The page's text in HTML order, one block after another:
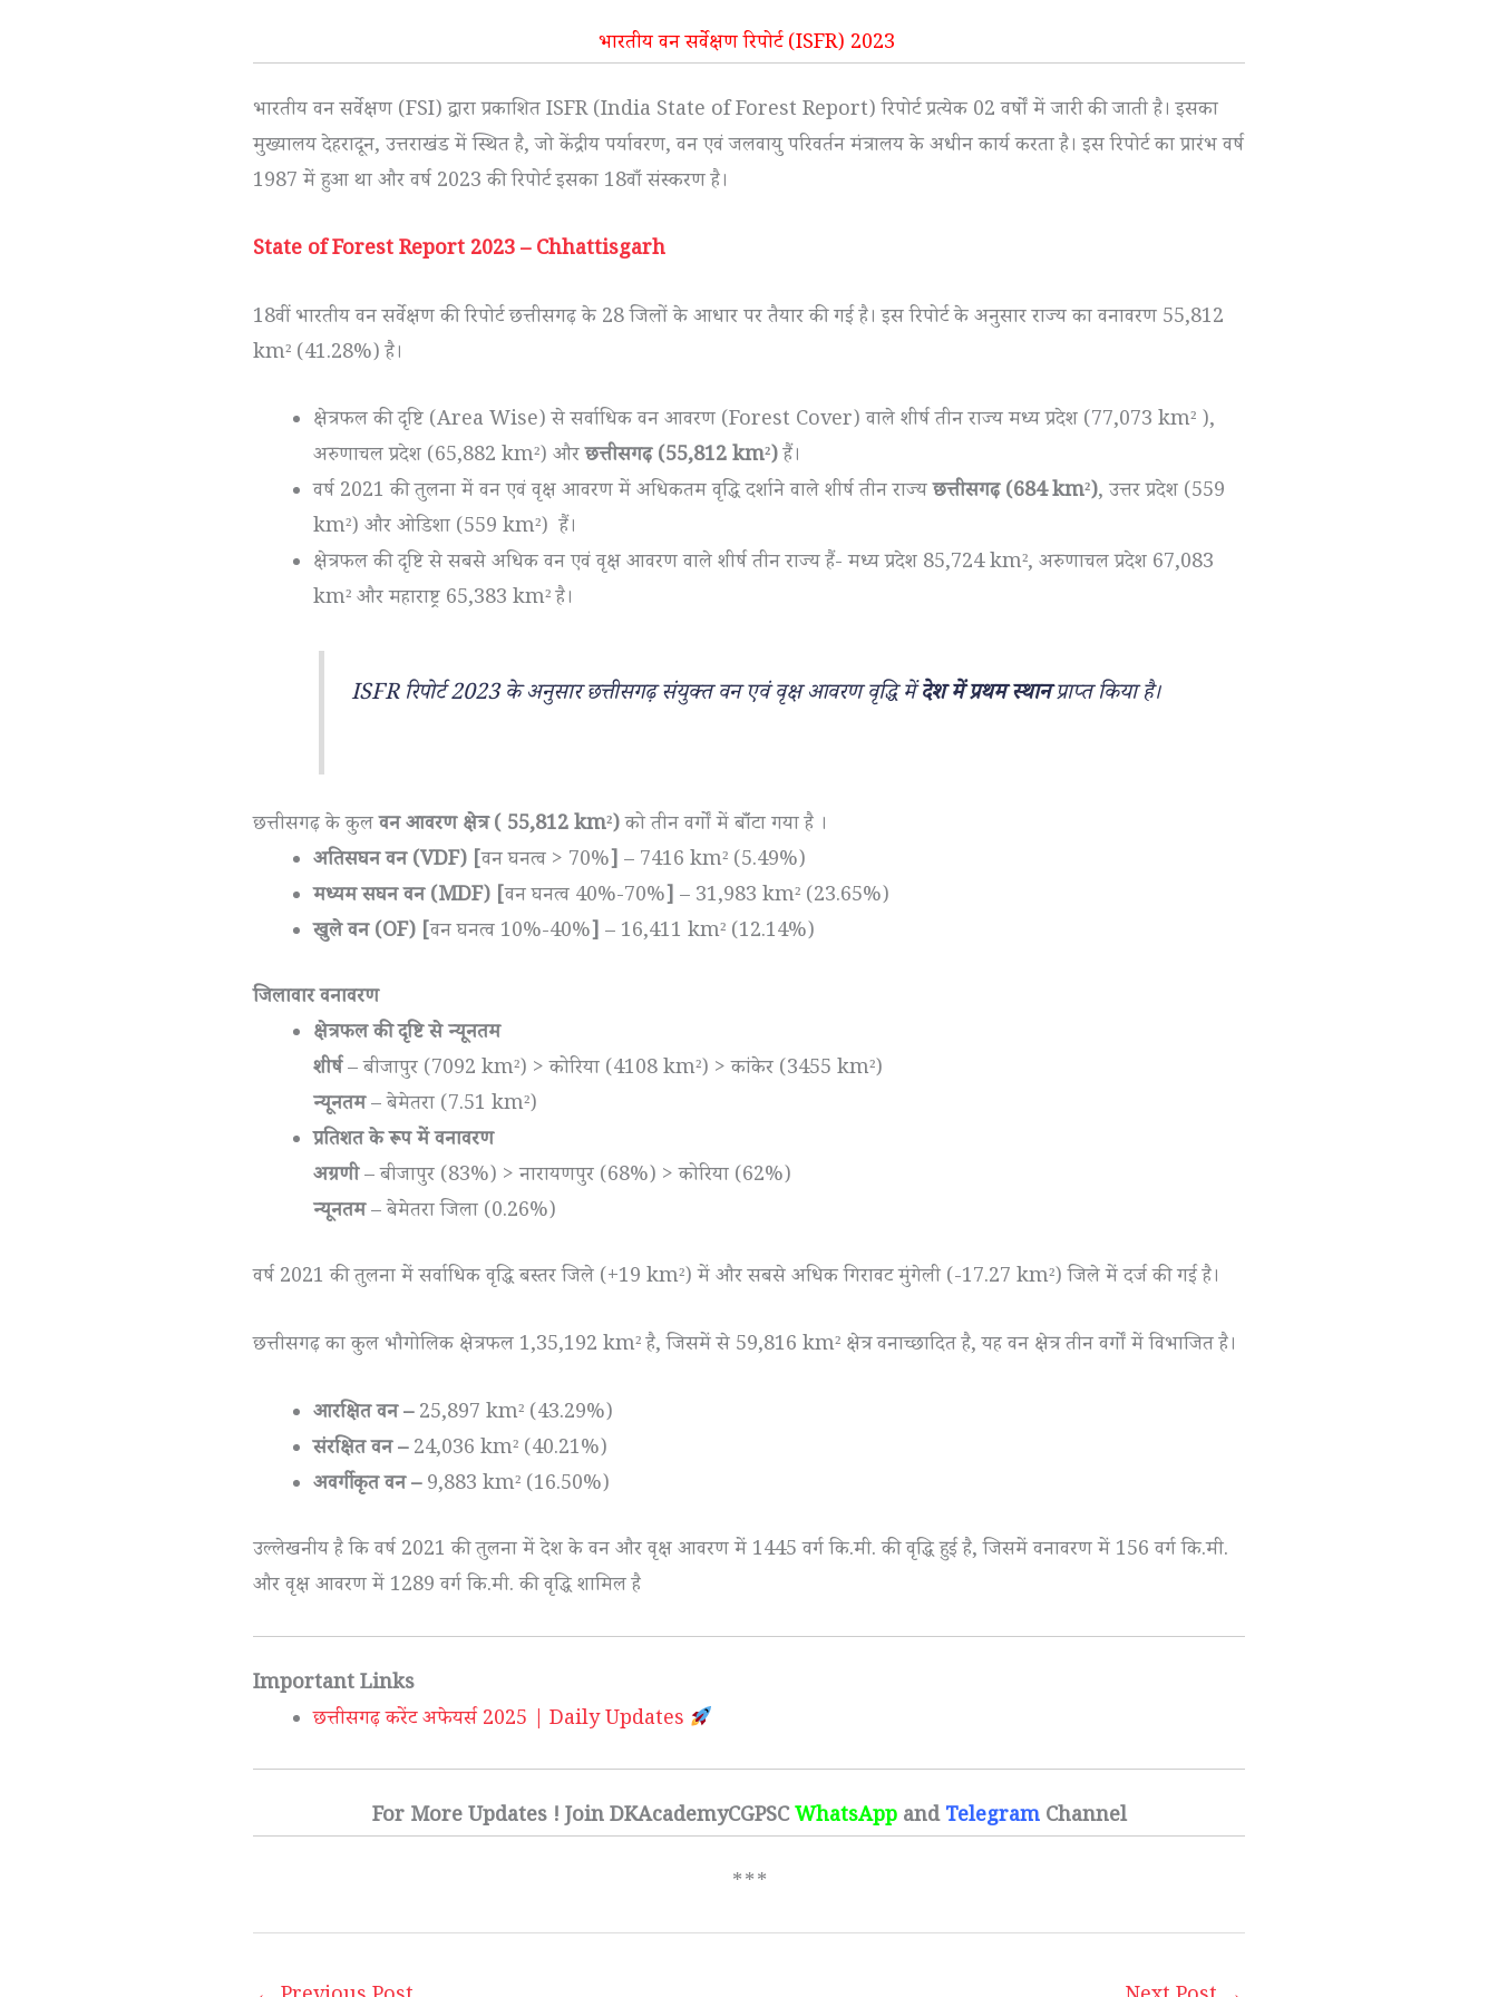
भारतीय वन सर्वेक्षण रिपोर्ट (ISFR) 2023
भारतीय वन सर्वेक्षण (FSI) द्वारा प्रकाशित ISFR (India State of Forest Report) रिपोर्ट प्रत्येक 02 वर्षों में जारी की जाती है। इसका
मुख्यालय देहरादून, उत्तराखंड में स्थित है, जो केंद्रीय पर्यावरण, वन एवं जलवायु परिवर्तन मंत्रालय के अधीन कार्य करता है। इस रिपोर्ट का प्रारंभ वर्ष
1987 में हुआ था और वर्ष 2023 की रिपोर्ट इसका 18वाँ संस्करण है।
State of Forest Report 2023 – Chhattisgarh
18वीं भारतीय वन सर्वेक्षण की रिपोर्ट छत्तीसगढ़ के 28 जिलों के आधार पर तैयार की गई है। इस रिपोर्ट के अनुसार राज्य का वनावरण 55,812
km² (41.28%) है।
क्षेत्रफल की दृष्टि (Area Wise) से सर्वाधिक वन आवरण (Forest Cover) वाले शीर्ष तीन राज्य मध्य प्रदेश (77,073 km² ),
अरुणाचल प्रदेश (65,882 km²) औरछत्तीसगढ़ (55,812 km²)हैं।
वर्ष 2021 की तुलना में वन एवं वृक्ष आवरण में अधिकतम वृ‌द्धि दर्शाने वाले शीर्ष तीन राज्यछत्तीसगढ़ (684 km²), उत्तर प्रदेश (559
km²) और ओडिशा (559 km²) हैं।
क्षेत्रफल की दृष्टि से सबसे अधिक वन एवं वृक्ष आवरण वाले शीर्ष तीन राज्य हैं- मध्य प्रदेश 85,724 km², अरुणाचल प्रदेश 67,083
km² और महाराष्ट्र 65,383 km² है।
ISFR रिपोर्ट 2023 के अनुसार छत्तीसगढ़ संयुक्त वन एवं वृक्ष आवरण वृद्धि मेंदेश में प्रथम स्थानप्राप्त किया है।
छत्तीसगढ़ के कुलवन आवरण क्षेत्र ( 55,812 km²)को तीन वर्गों में बाँँटा गया है ।
अतिसघन वन (VDF) [वन घनत्व > 70%] – 7416 km² (5.49%)
मध्यम सघन वन (MDF) [वन घनत्व 40%-70%] – 31,983 km² (23.65%)
खुले वन (OF) [वन घनत्व 10%-40%] – 16,411 km² (12.14%)
जिलावार वनावरण
क्षेत्रफल की दृष्टि से न्यूनतम
शीर्ष– बीजापुर (7092 km²) > कोरिया (4108 km²) > कांकेर (3455 km²)
न्यूनतम– बेमेतरा (7.51 km²)
प्रतिशत के रूप में वनावरण
अग्रणी– बीजापुर (83%) > नारायणपुर (68%) > कोरिया (62%)
न्यूनतम– बेमेतरा जिला (0.26%)
वर्ष 2021 की तुलना में सर्वाधिक वृद्धि बस्तर जिले (+19 km²) में और सबसे अधिक गिरावट मुंगेली (-17.27 km²) जिले में दर्ज की गई है।
छत्तीसगढ़ का कुल भौगोलिक क्षेत्रफल 1,35,192 km² है, जिसमें से 59,816 km² क्षेत्र वनाच्छादित है, यह वन क्षेत्र तीन वर्गों में विभाजित है।
आरक्षित वन –25,897 km² (43.29%)
संरक्षित वन –24,036 km² (40.21%)
अवर्गीकृत वन –9,883 km² (16.50%)
उल्लेखनीय है कि वर्ष 2021 की तुलना में देश के वन और वृक्ष आवरण में 1445 वर्ग कि.मी. की वृद्धि हुई है, जिसमें वनावरण में 156 वर्ग कि.मी.
और वृक्ष आवरण में 1289 वर्ग कि.मी. की वृद्धि शामिल है
Important Links
छत्तीसगढ़ करेंट अफेयर्स 2025 | Daily Updates
For More Updates ! Join DKAcademyCGPSCWhatsApp andTelegram Channel
***